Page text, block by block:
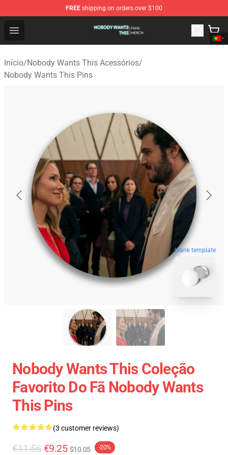
FREE shipping on orders over $100
Open menu
Nobody Wants This Shop - Official Nobody Wants This
Início/Nobody Wants This Acessórios/
Nobody Wants This Pins
blank template
Nobody Wants This Coleção
Favorito Do Fã Nobody Wants
This Pins
(3 customer reviews)
€11.56 €9.25 $10.05 -20%